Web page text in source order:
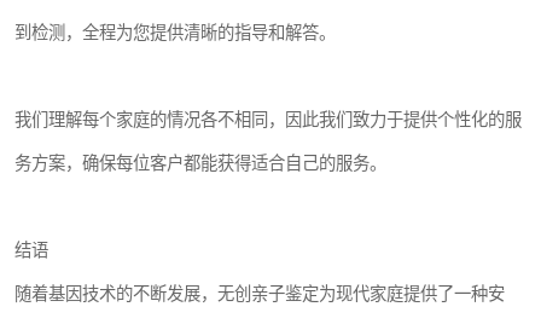
到检测，全程为您提供清晰的指导和解答。
我们理解每个家庭的情况各不相同，因此我们致力于提供个性化的服
务方案，确保每位客户都能获得适合自己的服务。
结语
随着基因技术的不断发展，无创亲子鉴定为现代家庭提供了一种安